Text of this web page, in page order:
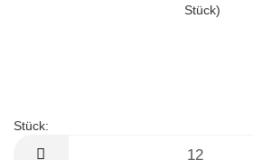
Stück)
Stück: